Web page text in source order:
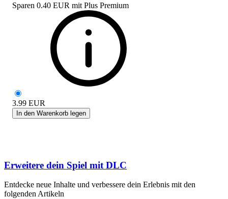
Sparen 0.40 EUR mit Plus Premium
3.99 EUR
In den Warenkorb legen
Erweitere dein Spiel mit DLC
Entdecke neue Inhalte und verbessere dein Erlebnis mit den
folgenden Artikeln